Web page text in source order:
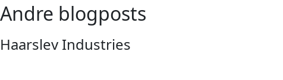
Andre blogposts
Haarslev Industries